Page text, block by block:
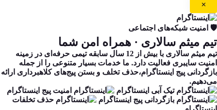
✕
🛡️ امنیت شبکه‌های اجتماعی
تیم میثم سالاری · همراه امن شما
تیم میثم سالاری با بیش از 12 سال سابقه تیمی حرفه‌ای در زمینه
امنیت سایبری فعالیت دارد. ما خدمات بسیار متنوعی را از جمله
بازگردانی پیج اینستاگرام،حذف تخلف و بستن پیج‌های کلاهبرداری ارائه
می‌دهیم.
تیک آبی اینستاگرام
امنیت پیج اینستاگرام
بازگردانی پیج اینستاگرام
حذف تخلفات